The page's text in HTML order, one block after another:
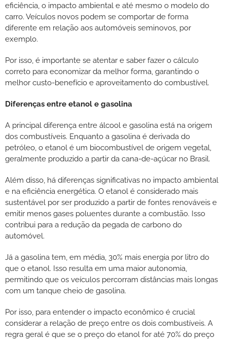
eficiência, o impacto ambiental e até mesmo o modelo do
carro. Veículos novos podem se comportar de forma
diferente em relação aos automóveis seminovos, por
exemplo.
Por isso, é importante se atentar e saber fazer o cálculo
correto para economizar da melhor forma, garantindo o
melhor custo-benefício e aproveitamento do combustível.
Diferenças entre etanol e gasolina
A principal diferença entre álcool e gasolina está na origem
dos combustíveis. Enquanto a gasolina é derivada do
petróleo, o etanol é um biocombustível de origem vegetal,
geralmente produzido a partir da cana-de-açúcar no Brasil.
Além disso, há diferenças significativas no impacto ambiental
e na eficiência energética. O etanol é considerado mais
sustentável por ser produzido a partir de fontes renováveis e
emitir menos gases poluentes durante a combustão. Isso
contribui para a redução da pegada de carbono do
automóvel.
Já a gasolina tem, em média, 30% mais energia por litro do
que o etanol. Isso resulta em uma maior autonomia,
permitindo que os veículos percorram distâncias mais longas
com um tanque cheio de gasolina.
Por isso, para entender o impacto econômico é crucial
considerar a relação de preço entre os dois combustíveis. A
regra geral é que se o preço do etanol for até 70% do preço